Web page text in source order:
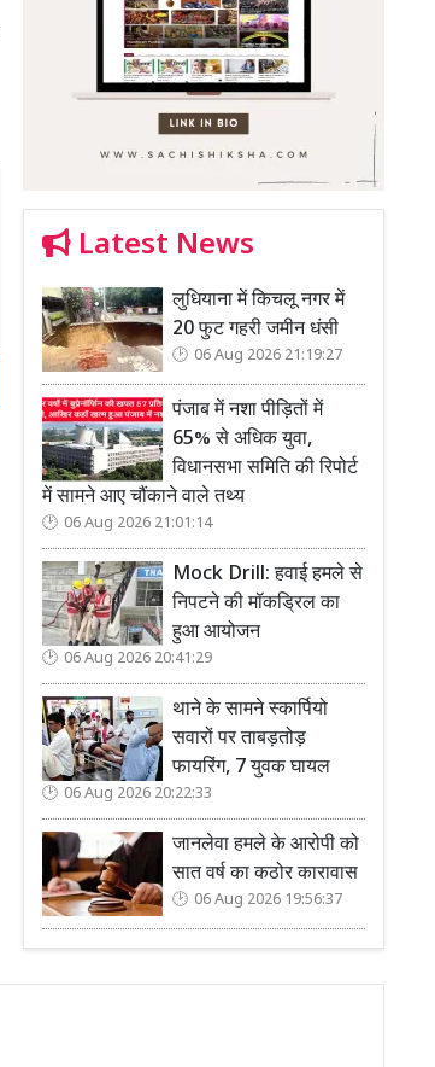
Latest News
लुधियाना में किचलू नगर में
20 फुट गहरी जमीन धंसी
06 Aug 2026 21:19:27
पंजाब में नशा पीड़ितों में
65% से अधिक युवा,
विधानसभा समिति की रिपोर्ट
में सामने आए चौंकाने वाले तथ्य
06 Aug 2026 21:01:14
Mock Drill: हवाई हमले से
निपटने की मॉकड्रिल का
हुआ आयोजन
06 Aug 2026 20:41:29
थाने के सामने स्कार्पियो
सवारों पर ताबड़तोड़
फायरिंग, 7 युवक घायल
06 Aug 2026 20:22:33
जानलेवा हमले के आरोपी को
सात वर्ष का कठोर कारावास
06 Aug 2026 19:56:37